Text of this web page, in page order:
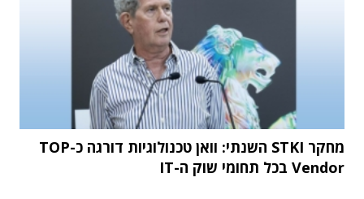
מחקר STKI השנתי: וואן טכנולוגיות דורגה כ-TOP
Vendor בכל תחומי שוק ה-IT